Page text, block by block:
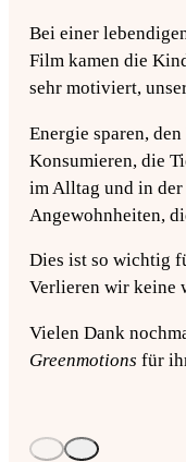
Bei einer
Film kamen die
sehr motiviert,
Energie sparen,
Konsumieren, die
im Alltag und in
Angewohnheiten,
Dies ist so wichtig
Verlieren wir keine
Vielen Dank
Greenmotionsfür